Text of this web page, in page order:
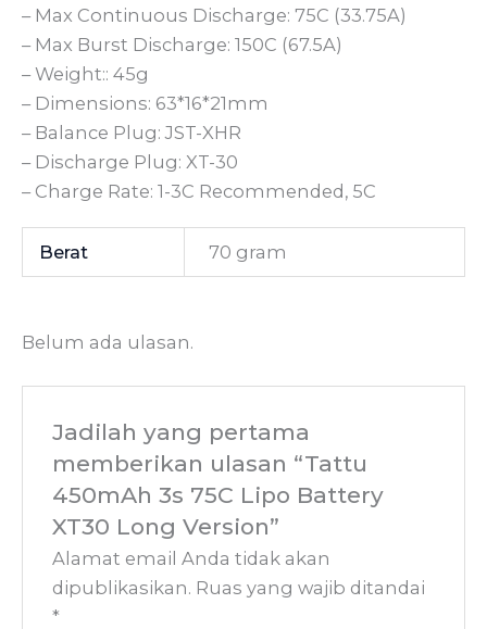
– Max Continuous Discharge: 75C (33.75A)
– Max Burst Discharge: 150C (67.5A)
– Weight:: 45g
– Dimensions: 63*16*21mm
– Balance Plug: JST-XHR
– Discharge Plug: XT-30
– Charge Rate: 1-3C Recommended, 5C
Berat 70 gram
Belum ada ulasan.
Jadilah yang pertama
memberikan ulasan “Tattu
450mAh 3s 75C Lipo Battery
XT30 Long Version”
Alamat email Anda tidak akan
dipublikasikan. Ruas yang wajib ditandai
*